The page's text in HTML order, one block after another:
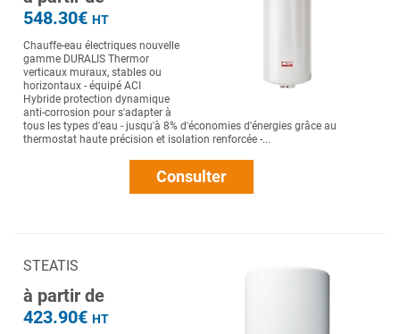
548.30€ HT
Chauffe-eau électriques nouvelle
gamme DURALIS Thermor
verticaux muraux, stables ou
horizontaux - équipé ACI
Hybride protection dynamique
anti-corrosion pour s'adapter à
tous les types d'eau - jusqu'à 8% d'économies d'énergies grâce au
thermostat haute précision et isolation renforcée -...
Consulter
STEATIS
à partir de
423.90€ HT